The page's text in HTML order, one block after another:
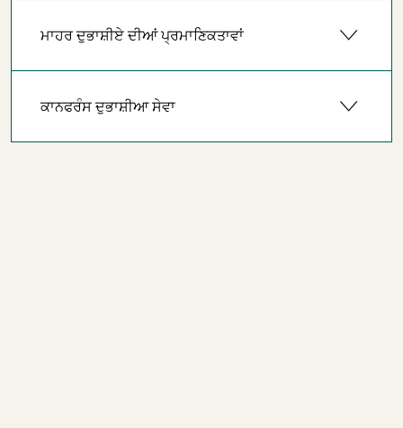
ਮਾਹਰ ਦੁਭਾਸ਼ੀਏ ਦੀਆਂ ਪ੍ਰਮਾਣਿਕਤਾਵਾਂ
ਕਾਨਫਰੰਸ ਦੁਭਾਸ਼ੀਆ ਸੇਵਾ